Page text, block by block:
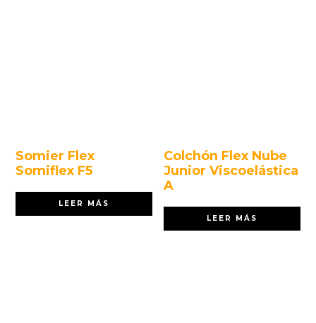
Somier Flex
Somiflex F5
LEER MÁS
Colchón Flex Nube
Junior Viscoelástica
A
LEER MÁS